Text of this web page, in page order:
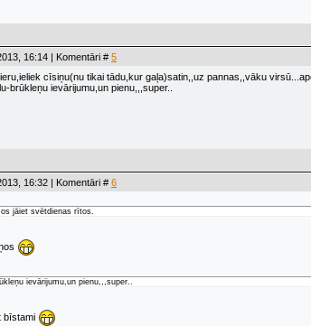
16:14 | Komentāri # 5
cīsiņu(nu tikai tādu,kur gaļa)satin,,uz pannas,,vāku
brūkleņu ievārijumu,un pienu,,,super..
16:32 | Komentāri # 6
jāiet svētdienas rītos.
ievārijumu,un pienu,,,super..
bīstami